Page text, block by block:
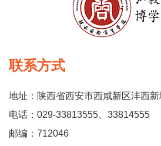
联系方式
地址：陕西省西安市西咸新区沣西
电话：029-33813555、33814555
邮编：712046